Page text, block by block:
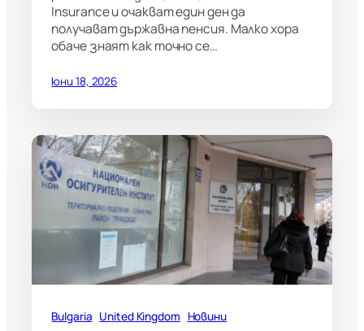
Insurance и очакват един ден да
получават държавна пенсия. Малко хора
обаче знаят как точно се…
юни 18, 2026
Bulgaria United Kingdom Новини